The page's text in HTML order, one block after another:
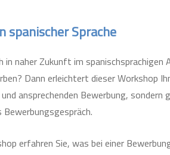
spanischer Sprache
in naher Zukunft im spanischsprachigen
Dann erleichtert dieser Workshop
ansprechenden Bewerbung,
erfahren Sie, was bei einer